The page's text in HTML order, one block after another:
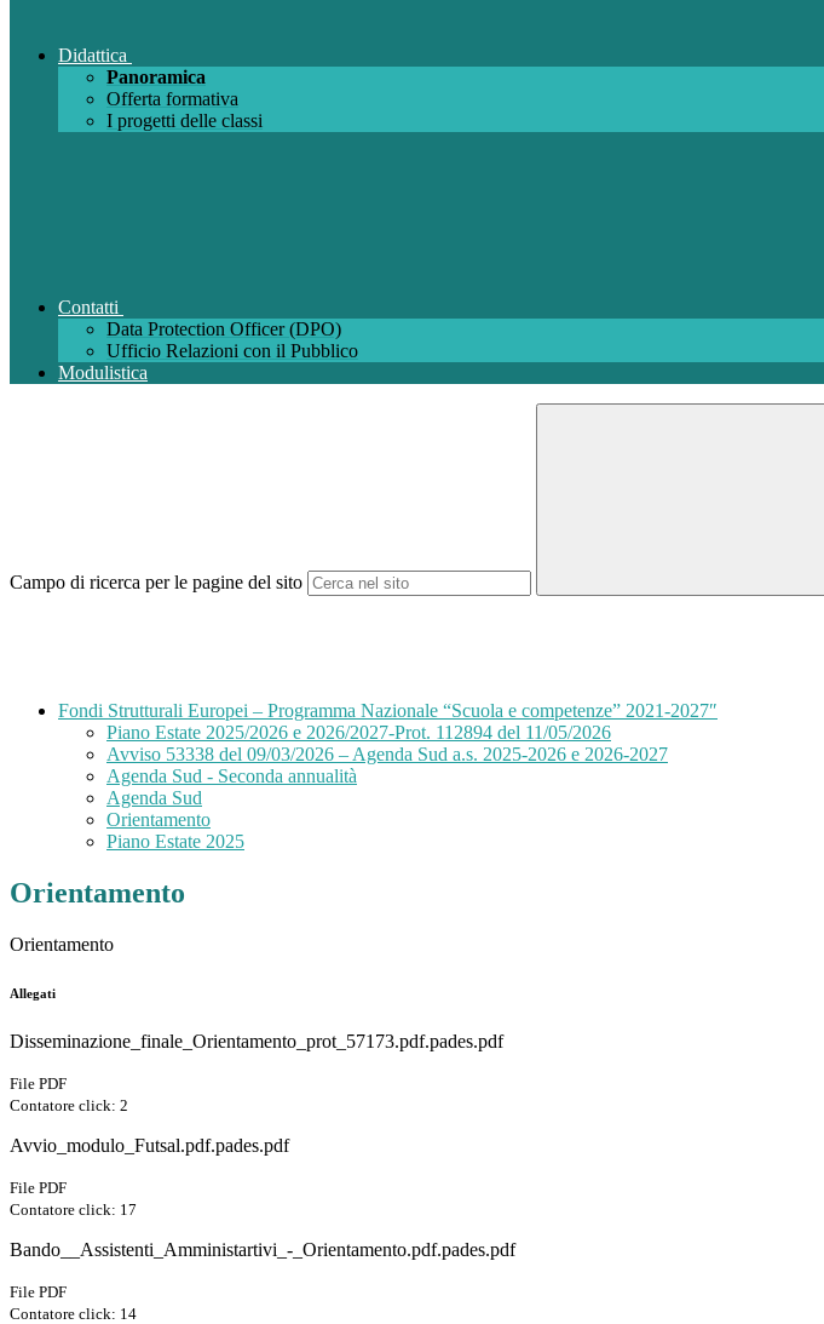
Didattica
Panoramica
Offerta formativa
I progetti delle classi
Contatti
Data Protection Officer (DPO)
Ufficio Relazioni con il Pubblico
Modulistica
Campo di ricerca per le pagine del sito
Fondi Strutturali Europei – Programma Nazionale “Scuola e competenze” 2021-2027″
Piano Estate 2025/2026 e 2026/2027-Prot. 112894 del 11/05/2026
Avviso 53338 del 09/03/2026 – Agenda Sud a.s. 2025-2026 e 2026-2027
Agenda Sud - Seconda annualità
Agenda Sud
Orientamento
Piano Estate 2025
Orientamento
Orientamento
Allegati
Disseminazione_finale_Orientamento_prot_57173.pdf.pades.pdf
File PDF
Contatore click: 2
Avvio_modulo_Futsal.pdf.pades.pdf
File PDF
Contatore click: 17
Bando__Assistenti_Amministartivi_-_Orientamento.pdf.pades.pdf
File PDF
Contatore click: 14